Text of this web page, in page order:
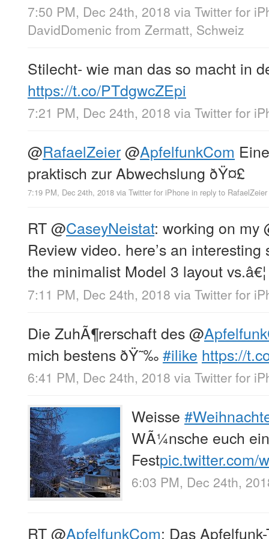
7:50 PM, Dec 24th, 2018 via Twitter for
DavidDomenic from Zermatt, Schweiz
Stilecht- wie man das so macht in
https://t.co/PTdgwcZEpi
7:21 PM, Dec 24th, 2018 via Twitter for
@RafaelZeier@ApfelfunkCom
praktisch zur Abwechslung ðŸ¤£
7:19 PM, Dec 24th, 2018 via Twitter for iPhone in reply to RafaelZeier
RT@CaseyNeistat: working on my
Review video. here’s an
the minimalist Model 3 layout vs.â€¦
7:11 PM, Dec 24th, 2018 via Twitter for
Die ZuhÃ¶rerschaft des@
mich bestens ðŸ˜‰#ilike https://
6:41 PM, Dec 24th, 2018 via Twitter for
Weisse
WÃ¼nsche euch
Festpic.twitter.com/
6:03 PM, Dec 24th,
RT@ApfelfunkCom: Das